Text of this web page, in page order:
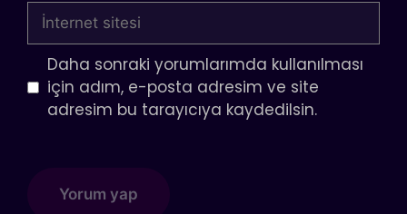
İnternet
sitesi
Daha sonraki yorumlarımda kullanılması
için adım, e-posta adresim ve site
adresim bu tarayıcıya kaydedilsin.